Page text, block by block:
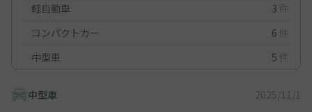
軽自動車
3 件
コンパクトカー
6 件
中型車
5 件
中型車 2025/11/1